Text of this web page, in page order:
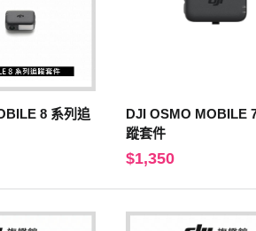
8 系列追
DJI OSMO MOBILE
蹤套件
$1,350